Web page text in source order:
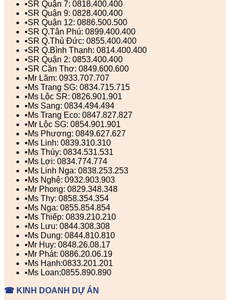
▪️SR Quận 7: 0818.400.400
▪️SR Quận 9: 0828.400.400
▪️SR Quận 12: 0886.500.500
▪️SR Q.Tân Phú: 0899.400.400
▪️SR Q.Thủ Đức: 0855.400.400
▪️SR Q.Bình Thạnh: 0814.400.400
▪️SR Quận 2: 0853.400.400
▪️SR Cần Thơ: 0849.600.600
▪️Mr Lãm: 0933.707.707
▪️Ms Trang SG: 0834.715.715
▪️Ms Lộc SR: 0826.901.901
▪️Ms Sang: 0834.494.494
▪️Ms Trang Eco: 0847.827.827
▪️Mr Lộc SG: 0854.901.901
▪️Ms Phượng: 0849.627.627
▪️Ms Linh: 0839.310.310
▪️Ms Thúy: 0834.531.531
▪️Ms Lợi: 0834.774.774
▪️Ms Linh Nga: 0838.253.253
▪️Ms Nghệ: 0932.903.903
▪️Mr Phong: 0829.348.348
▪️Ms Thy: 0858.354.354
▪️Ms Nga: 0855.854.854
▪️Ms Thiếp: 0839.210.210
▪️Ms Lưu: 0844.308.308
▪️Ms Dung: 0844.810.810
▪️Mr Huy: 0848.26.08.17
▪️Mr Phát: 0886.20.06.19
▪️Ms Hạnh:0833.201.201
▪️Ms Loan:0855.890.890
☎ KINH DOANH DỰ ÁN